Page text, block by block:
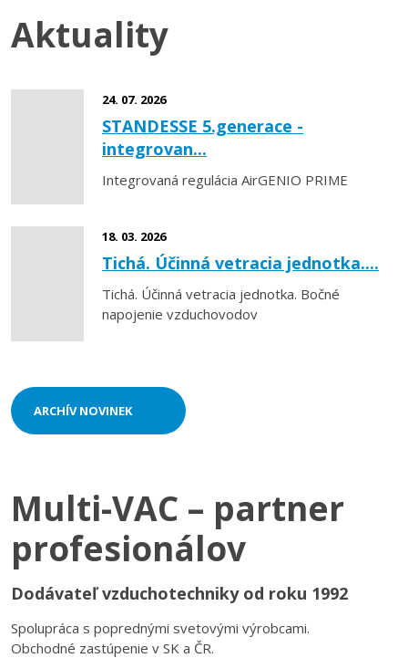
Aktuality
STANDESSE 5.generace -
integrovan...
24. 07. 2026
Integrovaná regulácia AirGENIO PRIME
Tichá. Účinná vetracia jednotka....
18. 03. 2026
Tichá. Účinná vetracia jednotka. Bočné
napojenie vzduchovodov
ARCHÍV NOVINEK
Multi-VAC – partner
profesionálov
Dodávateľ vzduchotechniky od roku 1992
Spolupráca s poprednými svetovými výrobcami.
Obchodné zastúpenie v SK a ČR.